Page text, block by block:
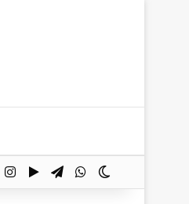
YouTubeInstagram
Google Play
TelegramWhatsApp